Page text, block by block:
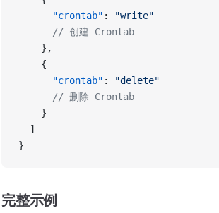
      "crontab"
:
"write"
      // 创建 Crontab
    },
    {
      "crontab"
:
"delete"
      // 删除 Crontab
    }
  ]
}
完整示例